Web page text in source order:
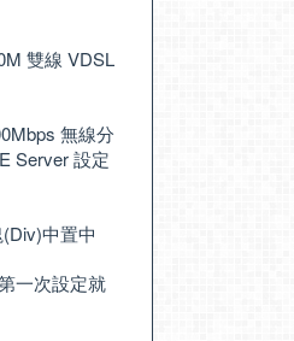
雙線 VDSL
無線分
Server 設定
中置中
一次設定就